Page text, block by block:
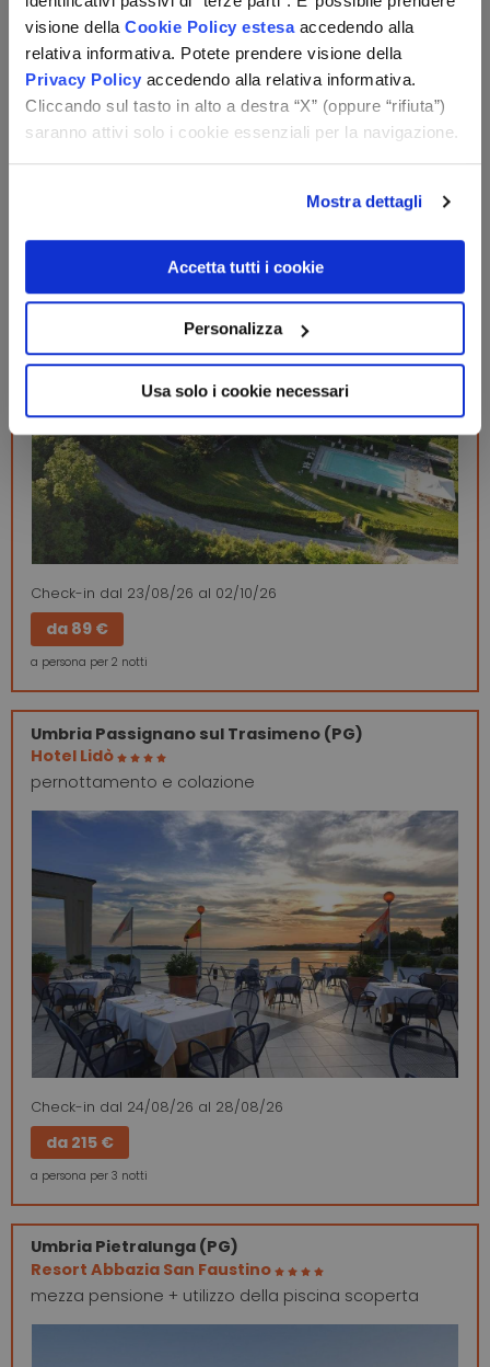
visione della Cookie Policy estesaaccedendo alla
relativa informativa. Potete prendere visione della
Privacy Policy accedendo alla relativa informativa.
Cliccando sul tasto in alto a destra “X” (oppure “rifiuta”)
saranno attivi solo i cookie essenziali per la navigazione.
Mostra dettagli
Accetta tutti i cookie
Personalizza
Usa solo i cookie necessari
Altri suggerimenti per te
Check-in dal 23/08/26 al 02/10/26
da 89 €
a persona per 2 notti
Umbria Passignano sul Trasimeno (PG)
Hotel Lidò
pernottamento e colazione
Check-in dal 24/08/26 al 28/08/26
da 215 €
a persona per 3 notti
Umbria Pietralunga (PG)
Resort Abbazia San Faustino
mezza pensione + utilizzo della piscina scoperta